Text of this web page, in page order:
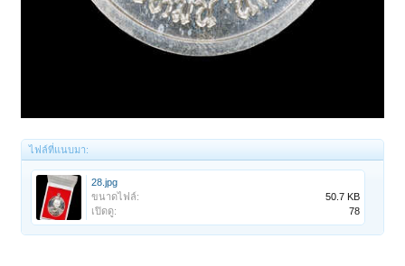
ไฟล์ที่แนบมา:
28.jpg
ขนาดไฟล์:
50.7 KB
เปิดดู:
78